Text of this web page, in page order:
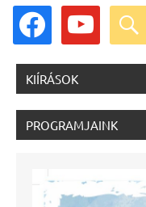
facebook youtube search
KIÍRÁSOK
PROGRAMJAINK